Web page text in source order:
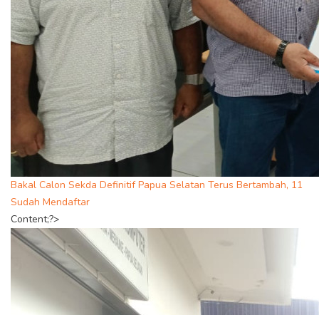
Bakal Calon Sekda Definitif Papua Selatan Terus Bertambah, 11
Sudah Mendaftar
Content;?>